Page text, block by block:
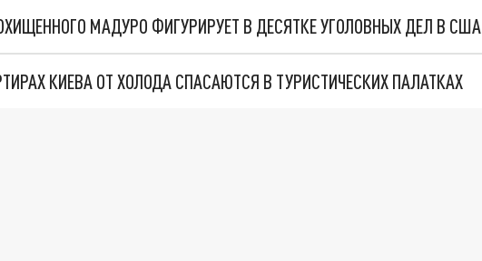
МАДУРО ФИГУРИРУЕТ В ДЕСЯТКЕ УГОЛОВНЫХ ДЕЛ В США
КИЕВА ОТ ХОЛОДА СПАСАЮТСЯ В ТУРИСТИЧЕСКИХ ПАЛАТКАХ